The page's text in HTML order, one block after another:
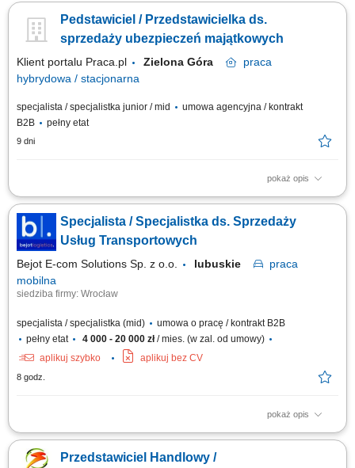
Pedstawiciel / Przedstawicielka ds.
sprzedaży ubezpieczeń majątkowych
Klient portalu Praca.pl Zielona Góra
praca
hybrydowa / stacjonarna
specjalista / specjalistka junior / mid
umowa agencyjna / kontrakt
B2B
pełny etat
9 dni
pokaż opis
Aktywne budowanie i długofalowe rozwijanie partnerskich relacji z
dopasowania optymalnych planów ochronnych. Przeprowadzanie
spotkań doradczych zarówno w formie zdalnej, jak i podczas
bezpośrednich spotkań stacjonarnych....
Specjalista / Specjalistka ds. Sprzedaży
Usług Transportowych
Bejot E-com Solutions Sp. z o.o. lubuskie
praca
mobilna
siedziba firmy: Wrocław
specjalista / specjalistka (mid)
umowa o pracę / kontrakt B2B
pełny etat
4 000 - 20 000 zł/ mies. (w zal. od umowy)
aplikuj szybko
aplikuj bez CV
8 godz.
pokaż opis
Opis stanowiska: Pozyskiwanie nowych klientów biznesowych oraz
rozwój współpracy z obecnymi partnerami. Sprzedaż usług z zakresu
transportu międzynarodowego i rozwiązań logistycznych. Prowadzenie
Przedstawiciel Handlowy /